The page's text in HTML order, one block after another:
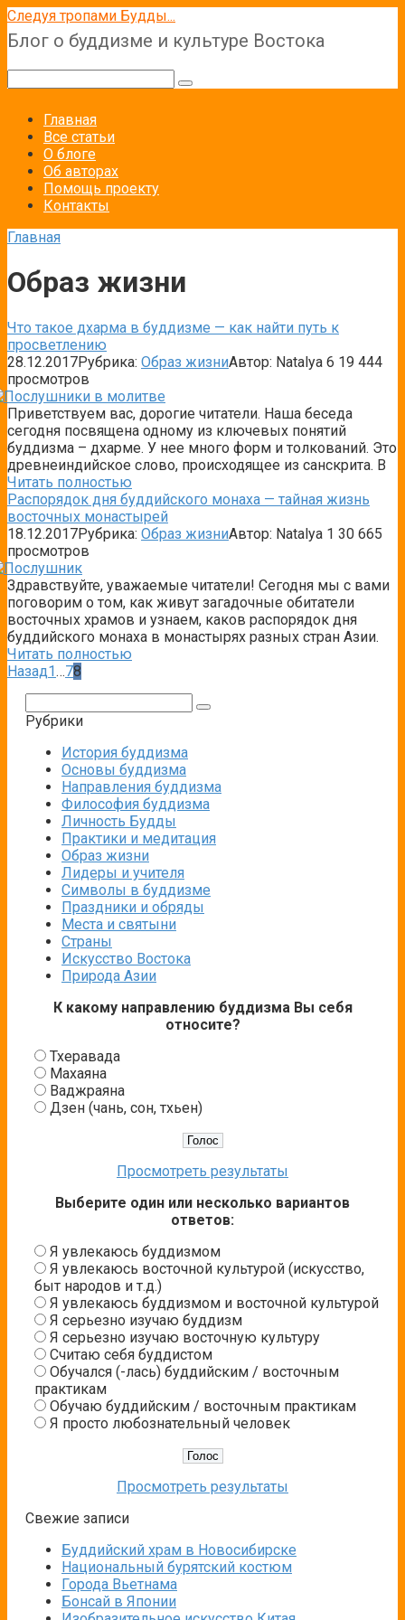
Перейти
к
контенту
Следуя тропами Будды...
Блог о буддизме и культуре Востока
Главная
Все статьи
О блоге
Об авторах
Помощь проекту
Контакты
Главная
Образ жизни
Что такое дхарма в буддизме — как найти путь к
просветлению
28.12.2017Рубрика: Образ жизниАвтор: Natalya 6 19 444
просмотров
Приветствуем вас, дорогие читатели. Наша беседа
сегодня посвящена одному из ключевых понятий
буддизма – дхарме. У нее много форм и толкований. Это
древнеиндийское слово, происходящее из санскрита. В
Читать полностью
Распорядок дня буддийского монаха — тайная жизнь
восточных монастырей
18.12.2017Рубрика: Образ жизниАвтор: Natalya 1 30 665
просмотров
Здравствуйте, уважаемые читатели! Сегодня мы с вами
поговорим о том, как живут загадочные обитатели
восточных храмов и узнаем, каков распорядок дня
буддийского монаха в монастырях разных стран Азии.
Читать полностью
Пагинация
Назад1…78
Рубрики
История буддизма
Основы буддизма
Направления буддизма
Философия буддизма
Личность Будды
Практики и медитация
Образ жизни
Лидеры и учителя
Символы в буддизме
Праздники и обряды
Места и святыни
Страны
Искусство Востока
Природа Азии
К какому направлению буддизма Вы себя
относите?
Тхеравада
Махаяна
Ваджраяна
Дзен (чань, сон, тхьен)
Просмотреть результаты
Выберите один или несколько вариантов
ответов:
Я увлекаюсь буддизмом
Я увлекаюсь восточной культурой (искусство,
быт народов и т.д.)
Я увлекаюсь буддизмом и восточной культурой
Я серьезно изучаю буддизм
Я серьезно изучаю восточную культуру
Считаю себя буддистом
Обучался (-лась) буддийским / восточным
практикам
Обучаю буддийским / восточным практикам
Я просто любознательный человек
Просмотреть результаты
Свежие записи
Буддийский храм в Новосибирске
Национальный бурятский костюм
Города Вьетнама
Бонсай в Японии